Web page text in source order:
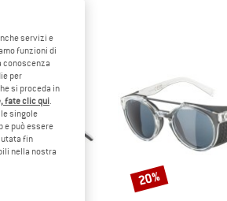
Sconto
20%
servizi e
funzioni di
conoscenza
per
si proceda in
fate clic qui.
singole
e può essere
fin
nella nostra